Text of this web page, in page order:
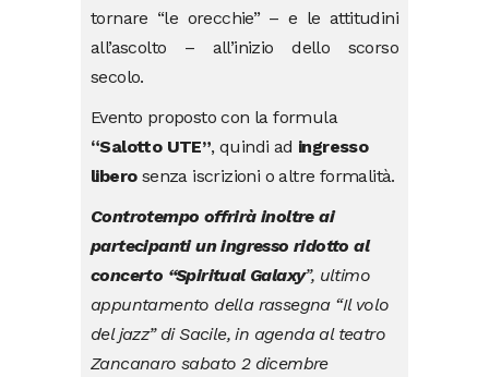
tornare “le orecchie” – e le attitudini
all’ascolto – all’inizio dello scorso
secolo.
Evento proposto con la formula
“Salotto UTE”, quindi ad ingresso
liberosenza iscrizioni o altre formalità.
Controtempo offrirà inoltre ai
partecipanti un ingresso ridotto al
concerto “Spiritual Galaxy”, ultimo
appuntamento della rassegna “Il volo
del jazz” di Sacile, in agenda al teatro
Zancanaro sabato 2 dicembre